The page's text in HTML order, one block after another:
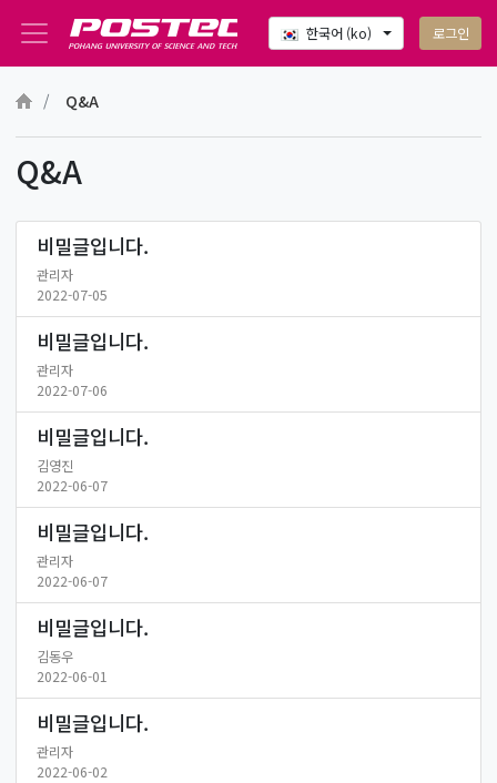
한국어 ‎(ko)‎ 로그인
Q&A
Q&A
비밀글입니다.
관리자
2022-07-05
비밀글입니다.
관리자
2022-07-06
비밀글입니다.
김영진
2022-06-07
비밀글입니다.
관리자
2022-06-07
비밀글입니다.
김동우
2022-06-01
비밀글입니다.
관리자
2022-06-02